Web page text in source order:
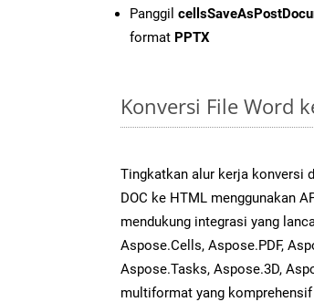
Panggil
format PPTX
Konversi File Word
Tingkatkan alur kerja konversi
DOC ke HTML menggunakan
mendukung integrasi yang
Aspose.Cells, Aspose.PDF,
Aspose.Tasks, Aspose.3D,
multiformat yang